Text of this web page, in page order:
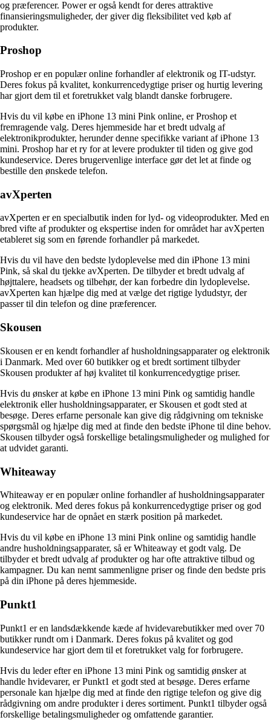
og præferencer. Power er også kendt for deres attraktive
finansieringsmuligheder, der giver dig fleksibilitet ved køb af
produkter.
Proshop
Proshop er en populær online forhandler af elektronik og IT-udstyr.
Deres fokus på kvalitet, konkurrencedygtige priser og hurtig levering
har gjort dem til et foretrukket valg blandt danske forbrugere.
Hvis du vil købe en iPhone 13 mini Pink online, er Proshop et
fremragende valg. Deres hjemmeside har et bredt udvalg af
elektronikprodukter, herunder denne specifikke variant af iPhone 13
mini. Proshop har et ry for at levere produkter til tiden og give god
kundeservice. Deres brugervenlige interface gør det let at finde og
bestille den ønskede telefon.
avXperten
avXperten er en specialbutik inden for lyd- og videoprodukter. Med en
bred vifte af produkter og ekspertise inden for området har avXperten
etableret sig som en førende forhandler på markedet.
Hvis du vil have den bedste lydoplevelse med din iPhone 13 mini
Pink, så skal du tjekke avXperten. De tilbyder et bredt udvalg af
højttalere, headsets og tilbehør, der kan forbedre din lydoplevelse.
avXperten kan hjælpe dig med at vælge det rigtige lydudstyr, der
passer til din telefon og dine præferencer.
Skousen
Skousen er en kendt forhandler af husholdningsapparater og elektronik
i Danmark. Med over 60 butikker og et bredt sortiment tilbyder
Skousen produkter af høj kvalitet til konkurrencedygtige priser.
Hvis du ønsker at købe en iPhone 13 mini Pink og samtidig handle
elektronik eller husholdningsapparater, er Skousen et godt sted at
besøge. Deres erfarne personale kan give dig rådgivning om tekniske
spørgsmål og hjælpe dig med at finde den bedste iPhone til dine behov.
Skousen tilbyder også forskellige betalingsmuligheder og mulighed for
at udvidet garanti.
Whiteaway
Whiteaway er en populær online forhandler af husholdningsapparater
og elektronik. Med deres fokus på konkurrencedygtige priser og god
kundeservice har de opnået en stærk position på markedet.
Hvis du vil købe en iPhone 13 mini Pink online og samtidig handle
andre husholdningsapparater, så er Whiteaway et godt valg. De
tilbyder et bredt udvalg af produkter og har ofte attraktive tilbud og
kampagner. Du kan nemt sammenligne priser og finde den bedste pris
på din iPhone på deres hjemmeside.
Punkt1
Punkt1 er en landsdækkende kæde af hvidevarebutikker med over 70
butikker rundt om i Danmark. Deres fokus på kvalitet og god
kundeservice har gjort dem til et foretrukket valg for forbrugere.
Hvis du leder efter en iPhone 13 mini Pink og samtidig ønsker at
handle hvidevarer, er Punkt1 et godt sted at besøge. Deres erfarne
personale kan hjælpe dig med at finde den rigtige telefon og give dig
rådgivning om andre produkter i deres sortiment. Punkt1 tilbyder også
forskellige betalingsmuligheder og omfattende garantier.